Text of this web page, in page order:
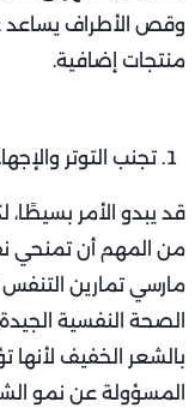
وقص الأطراف يساعد
منتجات إضافية.
تجنب التوتر
قد يبدو الأمر
من المهم أن تمنحي
مارسي تمارين التنفس
الصحة النفسية
بالشعر الخفيف لأنها
المسؤولة عن نمو